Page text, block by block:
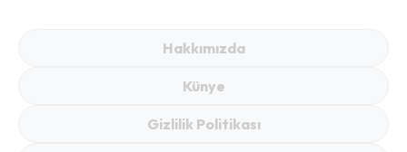
Hakkımızda
Künye
Gizlilik Politikası